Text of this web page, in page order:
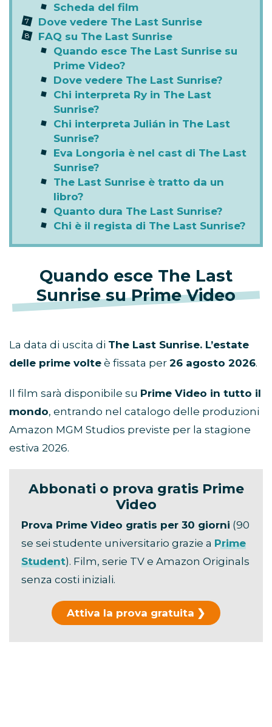
Scheda del film
Dove vedere The Last Sunrise
FAQ su The Last Sunrise
Quando esce The Last Sunrise su
Prime Video?
Dove vedere The Last Sunrise?
Chi interpreta Ry in The Last
Sunrise?
Chi interpreta Julián in The Last
Sunrise?
Eva Longoria è nel cast di The Last
Sunrise?
The Last Sunrise è tratto da un
libro?
Quanto dura The Last Sunrise?
Chi è il regista di The Last Sunrise?
Quando esce The Last
Sunrise su Prime Video
La data di uscita di The Last Sunrise. L’estate
delle prime volte è fissata per 26 agosto 2026.
Il film sarà disponibile su Prime Video in tutto il
mondo, entrando nel catalogo delle produzioni
Amazon MGM Studios previste per la stagione
estiva 2026.
Abbonati o prova gratis Prime
Video
Prova Prime Video gratis per 30 giorni (90
se sei studente universitario grazie a Prime
Student). Film, serie TV e Amazon Originals
senza costi iniziali.
Attiva la prova gratuita